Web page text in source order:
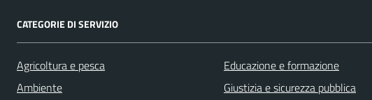
CATEGORIE DI SERVIZIO
Agricoltura e pesca
Ambiente
Educazione e formazione
Giustizia e sicurezza pubblica